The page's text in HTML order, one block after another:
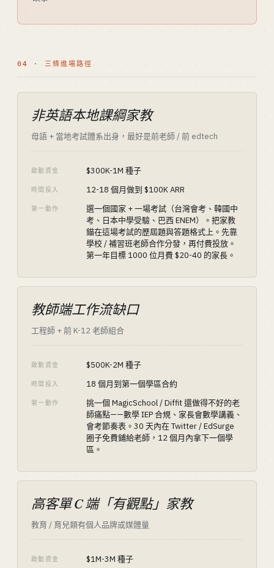
04 · 三條進場路徑
非英語本地課綱家教
母語 + 當地考試體系出身，最好是前老師 / 前 edtech
啟動資金 $300K-1M 種子
時間投入 12-18 個月做到 $100K ARR
第一動作
選一個國家 + 一場考試（台灣會考、韓國中
考、日本中學受驗、巴西 ENEM）。把家教
錨在這場考試的歷屆題與答題格式上。先靠
學校 / 補習班老師合作分發，再付費投放。
第一年目標 1000 位月費 $20-40 的家長。
教師端工作流缺口
工程師 + 前 K-12 老師組合
啟動資金 $500K-2M 種子
時間投入 18 個月到第一個學區合約
第一動作
挑一個 MagicSchool / Diffit 還做得不好的老
師痛點——數學 IEP 合規、家長會數學講義、
會考節奏表。30 天內在 Twitter / EdSurge
圈子免費鋪給老師，12 個月內拿下一個學
區。
高客單 C 端「有觀點」家教
教育 / 育兒類有個人品牌或媒體量
啟動資金 $1M-3M 種子